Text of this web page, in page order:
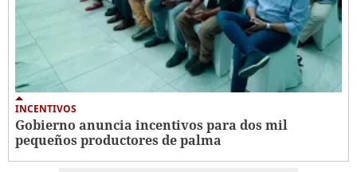
INCENTIVOS
Gobierno anuncia incentivos para dos mil
pequeños productores de palma